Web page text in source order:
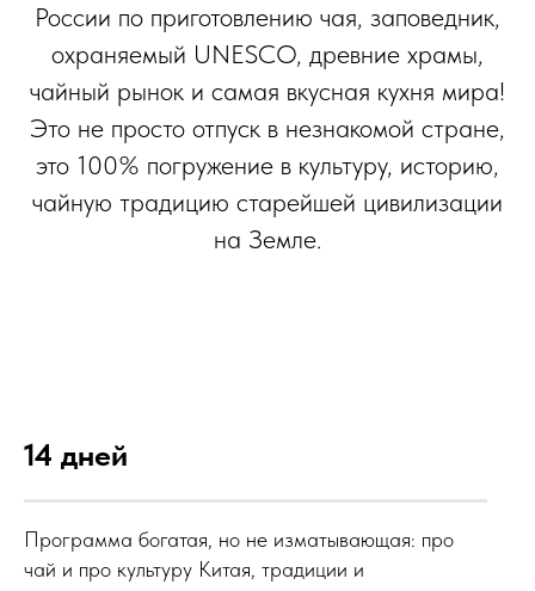
России по приготовлению чая, заповедник,
охраняемый UNESCO, древние храмы,
чайный рынок и самая вкусная кухня мира!
Это не просто отпуск в незнакомой стране,
это 100% погружение в культуру, историю,
чайную традицию старейшей цивилизации
на Земле.
14 дней
Программа богатая, но не изматывающая: про
чай и про культуру Китая, традиции и